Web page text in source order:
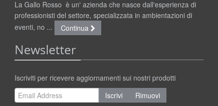
La Gallo Rosso è un' azienda che nasce dall'esperienza di
professionisti del settore, specializzata in ambientazioni di
eventi, no ...
Continua
Newsletter
Iscriviti per ricevere aggiornamenti sui nostri prodotti
Iscrivi
Rimuovi